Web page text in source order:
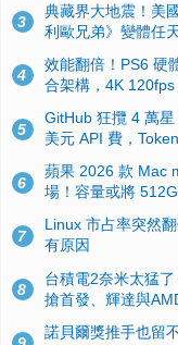
3
典藏界大地震！美
利歐兄弟》變體任
4
效能翻倍！PS6 硬
合架構，4K
5
GitHub 狂攬 4 萬
美元 API 費，
6
蘋果 2026 款 Mac
場！容量或將
7
Linux 市占率突然
有原因
8
台積電2奈米太猛
搶首發、輝達與
諾貝爾獎推手也留